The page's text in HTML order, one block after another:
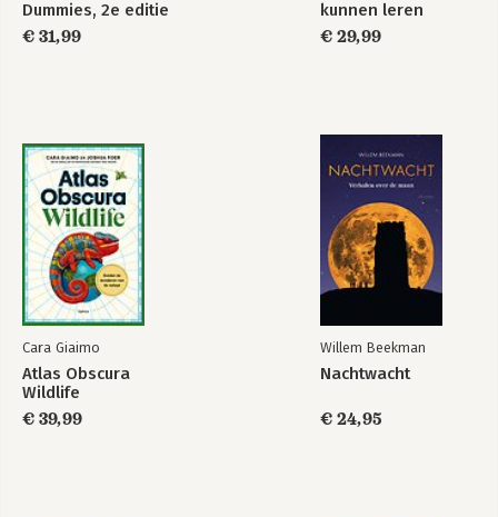
Dummies, 2e editie
€ 31,99
kunnen leren
€ 29,99
Cara Giaimo
Atlas Obscura
Wildlife
€ 39,99
Willem Beekman
Nachtwacht
€ 24,95